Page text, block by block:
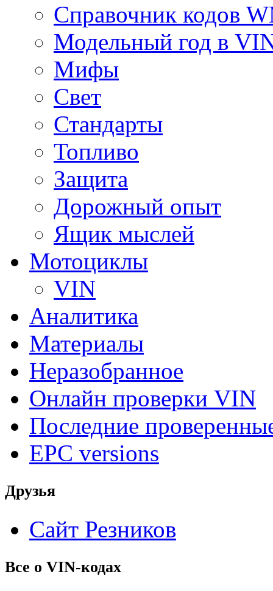
Справочник кодов
Модельный год в
Мифы
Свет
Стандарты
Топливо
Защита
Дорожный опыт
Ящик мыслей
Мотоциклы
VIN
Аналитика
Материалы
Неразобранное
Онлайн проверки VIN
Последние
EPC versions
Друзья
Сайт Резников
Все о VIN-кодах